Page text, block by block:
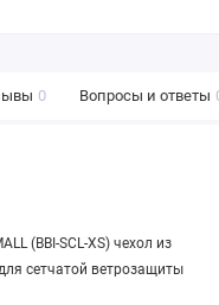
0 Вопросы и ответы
(BBI-SCL-XS) чехол из
сетчатой ветрозащиты